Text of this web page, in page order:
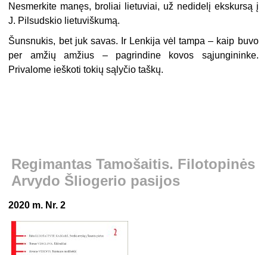
Nesmerkite manęs, broliai lietuviai, už nedidelį ekskursą į
J. Pilsudskio lietuviškumą.
Šunsnukis, bet juk savas. Ir Lenkija vėl tampa – kaip buvo
per amžių amžius – pagrindine kovos sąjungininke.
Privalome ieškoti tokių sąlyčio taškų.
Regimantas Tamošaitis. Filotopinės
Arvydo Šliogerio pasijos
2020 m. Nr. 2